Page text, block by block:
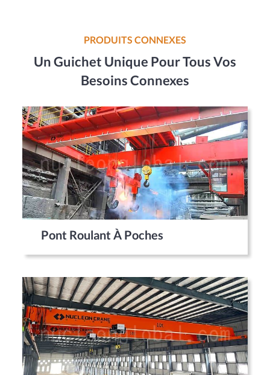
PRODUITS CONNEXES
Un Guichet Unique Pour Tous Vos
Besoins Connexes
Pont Roulant À Poches